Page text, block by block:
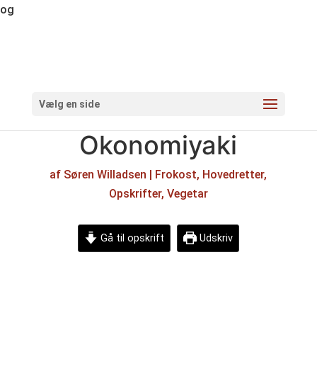
og
Vælg en side
Okonomiyaki
af Søren Willadsen | Frokost, Hovedretter,
Opskrifter, Vegetar
Gå til opskrift Udskriv